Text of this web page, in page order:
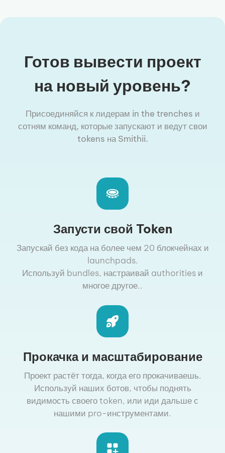
Готов вывести проект
на новый уровень?
Присоединяйся к лидерам in the trenches и
сотням команд, которые запускают и ведут свои
tokens на Smithii.
Запусти свой Token
Запускай без кода на более чем 20 блокчейнах и
launchpads.
Используй bundles, настраивай authorities и
многое другое..
Прокачка и масштабирование
Проект растёт тогда, когда его прокачиваешь.
Используй наших ботов, чтобы поднять
видимость своего token, или иди дальше с
нашими pro-инструментами.